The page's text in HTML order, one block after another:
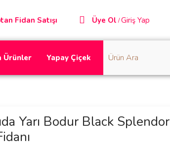
Fidan Satışı Üye Ol /Giriş Yap
Ürünler Yapay Çiçek
Yarı Bodur Black Splendor